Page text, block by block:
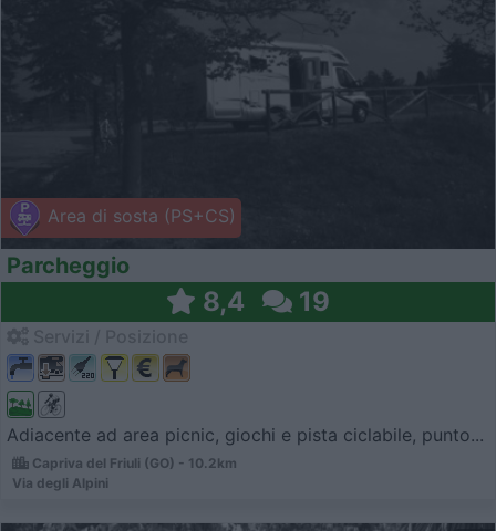
Area di sosta (PS+CS)
Parcheggio
8,4 19
Adiacente ad area picnic, giochi e pista ciclabile, punto...
Capriva del Friuli (GO) - 10.2km
Via degli Alpini